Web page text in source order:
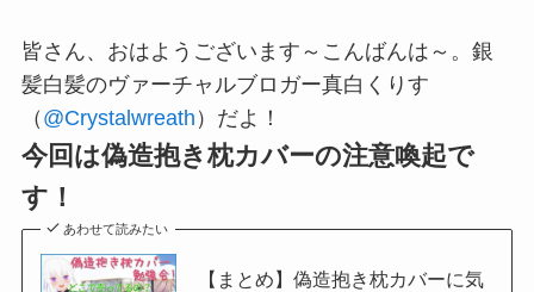
皆さん、おはようございます～こんばんは～。銀
髪白髪のヴァーチャルブロガー真白くりす
（ @Crystalwreath ）だよ！
今回は偽造抱き枕カバーの注意喚起で
す！
あわせて読みたい
【まとめ】偽造抱き枕カバーに気